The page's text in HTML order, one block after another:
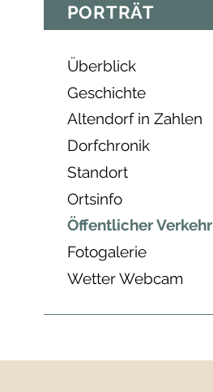
PORTRÄT
Überblick
Geschichte
Altendorf in Zahlen
Dorfchronik
Standort
Ortsinfo
Öffentlicher Verkehr
Fotogalerie
Wetter Webcam